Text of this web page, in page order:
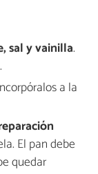
sal y vainilla.
a la
El pan debe
quedar